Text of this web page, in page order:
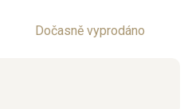
Dočasně vyprodáno